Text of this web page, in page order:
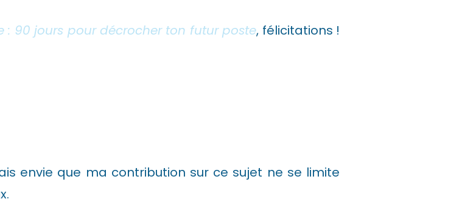
: 90 jours pour décrocher ton futur poste, félicitations !
envie que ma contribution sur ce sujet ne se limite